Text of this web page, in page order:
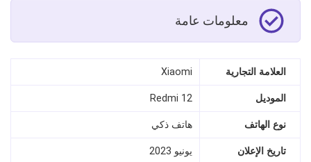
معلومات عامة
العلامة التجارية Xiaomi
الموديل Redmi 12
نوع الهاتف هاتف ذكي
تاريخ الإعلان يونيو 2023